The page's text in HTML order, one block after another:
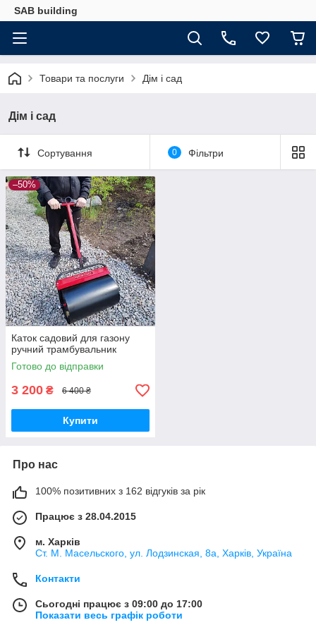
SAB building
Товари та послуги Дім і сад
Дім і сад
Сортування 0 Фільтри
–50%
Каток садовий для газону
ручний трамбувальник
Готово до відправки
3 200 ₴ 6 400 ₴
Купити
Про нас
100% позитивних з 162 відгуків за рік
Працює з 28.04.2015
м. Харків
Ст. М. Масельского, ул. Лодзинская, 8а, Харків, Україна
Контакти
Сьогодні працює з 09:00 до 17:00
Показати весь графік роботи